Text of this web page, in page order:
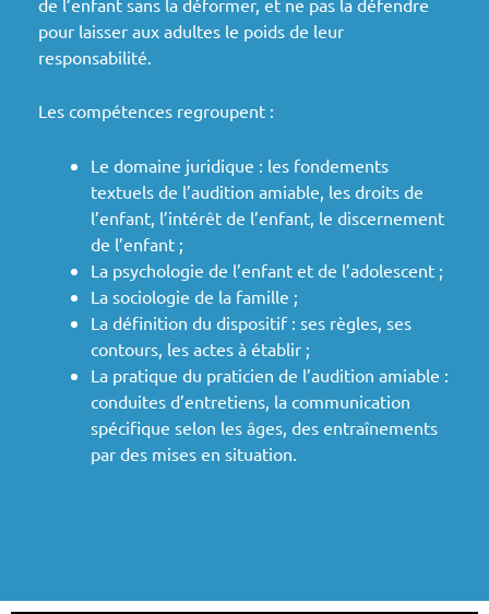
pour laisser aux adultes le poids de leur
responsabilité.
Les compétences regroupent :
Le domaine juridique : les fondements
textuels de l’audition amiable, les droits de
l’enfant, l’intérêt de l’enfant, le discernement
de l’enfant ;
La psychologie de l’enfant et de l’adolescent ;
La sociologie de la famille ;
La définition du dispositif : ses règles, ses
contours, les actes à établir ;
La pratique du praticien de l’audition amiable :
conduites d’entretiens, la communication
spécifique selon les âges, des entraînements
par des mises en situation.